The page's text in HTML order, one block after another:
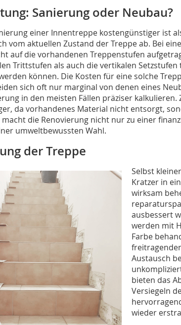
Sanierung oder Neubau?
einer Innentreppe kostengünstiger ist
vom aktuellen Zustand der Treppe ab. Bei
auf die vorhandenen Treppenstufen
Trittstufen als auch die vertikalen
können. Die Kosten für eine solche
sich oft nur marginal von denen eines
in den meisten Fällen präziser
da vorhandenes Material nicht entsorgt,
macht die Renovierung nicht nur zu einer
umweltbewussten Wahl.
der Treppe
Selbst
Kratzer in
wirksam
ausbessert
werden mit
Farbe
Austausch
bieten das
Versiegeln
wieder